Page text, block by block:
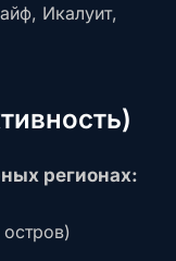
Икалуит,
регионах: